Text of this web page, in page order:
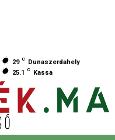
29 C
Dunaszerdahely
25.1 C Kassa